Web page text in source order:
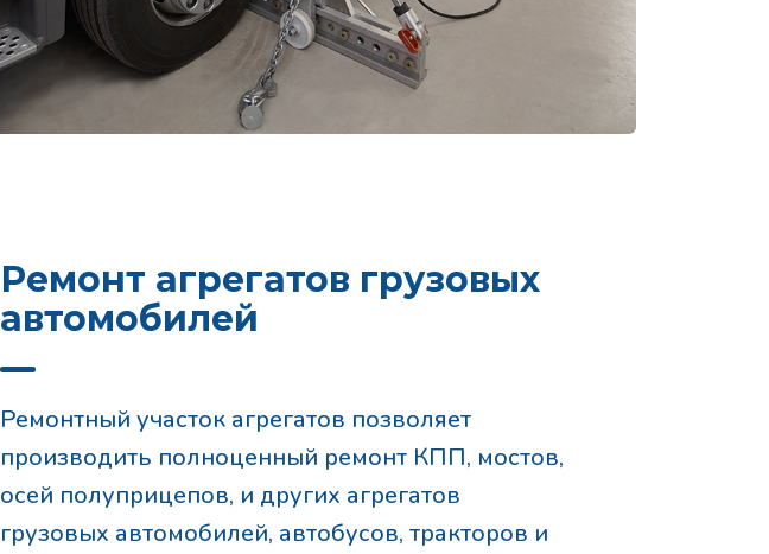
Ремонт агрегатов грузовых
автомобилей
Ремонтный участок агрегатов позволяет
производить полноценный ремонт КПП, мостов,
осей полуприцепов, и других агрегатов
грузовых автомобилей, автобусов, тракторов и